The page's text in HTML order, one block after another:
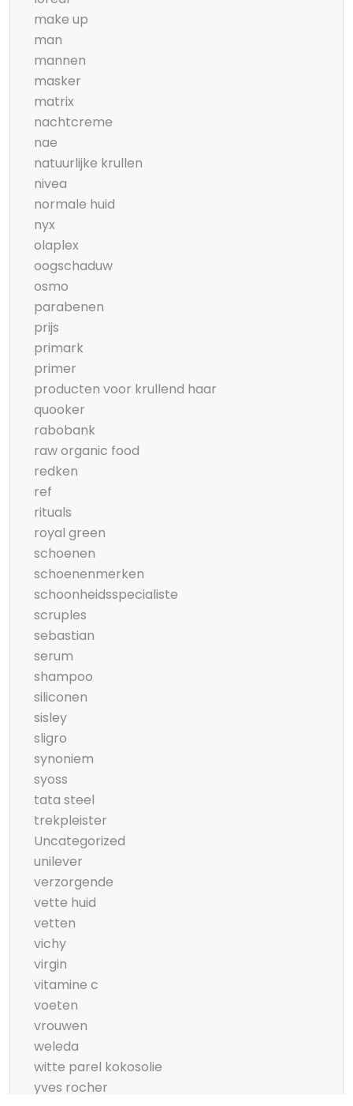
make up
man
mannen
masker
matrix
nachtcreme
nae
natuurlijke krullen
nivea
normale huid
nyx
olaplex
oogschaduw
osmo
parabenen
prijs
primark
primer
producten voor krullend haar
quooker
rabobank
raw organic food
redken
ref
rituals
royal green
schoenen
schoenenmerken
schoonheidsspecialiste
scruples
sebastian
serum
shampoo
siliconen
sisley
sligro
synoniem
syoss
tata steel
trekpleister
Uncategorized
unilever
verzorgende
vette huid
vetten
vichy
virgin
vitamine c
voeten
vrouwen
weleda
witte parel kokosolie
yves rocher